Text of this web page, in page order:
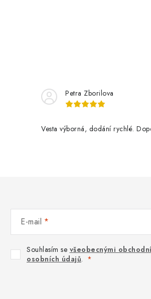
Petra Zborilova
Vesta výborná, dodání rychlé.
E-mail
Souhlasím se všeobecnými
osobních údajů.